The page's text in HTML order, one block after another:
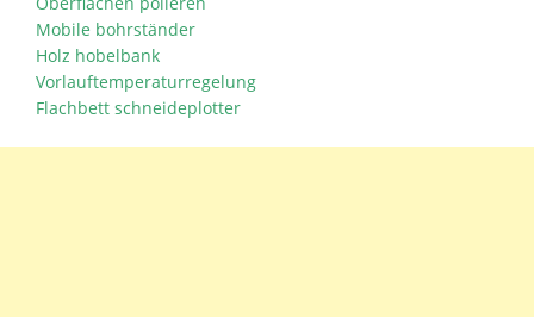
Mobile bohrständer
Holz hobelbank
Vorlauftemperaturregelung
Flachbett schneideplotter